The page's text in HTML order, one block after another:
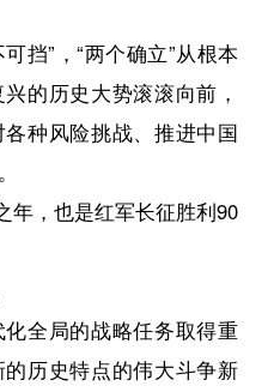
挡”，“两个确立”从根本
的历史大势滚滚向前，
种风险挑战、推进中国
，也是红军长征胜利90
全局的战略任务取得重
历史特点的伟大斗争新